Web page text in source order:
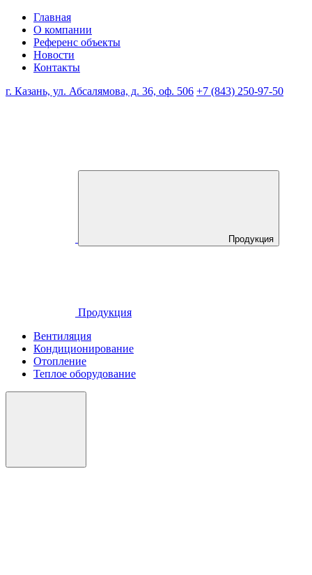
Главная
О компании
Референс объекты
Новости
Контакты
г. Казань, ул. Абсалямова, д. 36, оф. 506 +7 (843) 250-97-50
Продукция
Продукция
Вентиляция
Кондиционирование
Отопление
Теплое оборудование